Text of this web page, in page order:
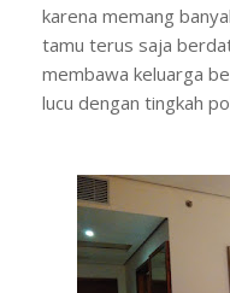
karena memang
tamu terus saja
membawa keluarga
lucu dengan tingkah